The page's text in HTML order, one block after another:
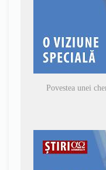
Povestea unei